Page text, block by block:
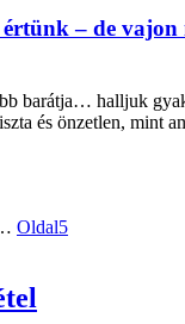
– de vajon
barátja… halljuk
és önzetlen, mint
Oldal5